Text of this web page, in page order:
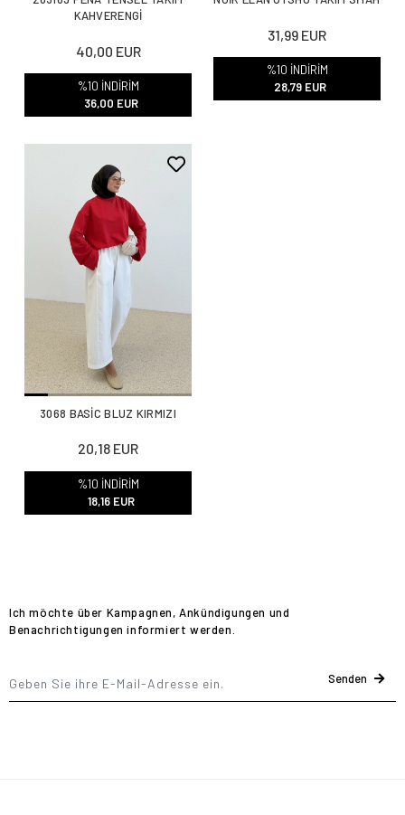
KAHVERENGİ
40,00 EUR
%10 İNDİRİM
36,00 EUR
31,99 EUR
%10 İNDİRİM
28,79 EUR
3068 BASİC BLUZ KIRMIZI
20,18 EUR
%10 İNDİRİM
18,16 EUR
Ich möchte über Kampagnen, Ankündigungen und
Benachrichtigungen informiert werden.
Senden